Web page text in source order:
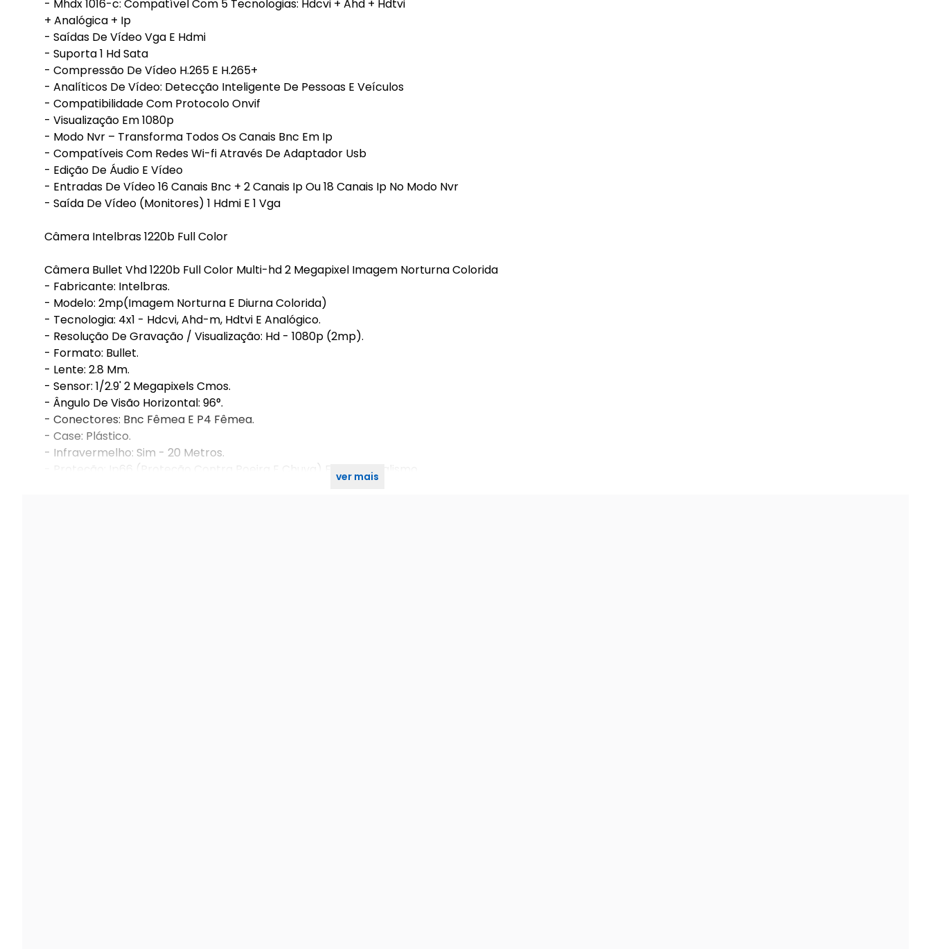
- Mhdx 1016-c: Compatível Com 5 Tecnologias: Hdcvi + Ahd + Hdtvi
+ Analógica + Ip
- Saídas De Vídeo Vga E Hdmi
- Suporta 1 Hd Sata
- Compressão De Vídeo H.265 E H.265+
- Analíticos De Vídeo: Detecção Inteligente De Pessoas E Veículos
- Compatibilidade Com Protocolo Onvif
- Visualização Em 1080p
- Modo Nvr – Transforma Todos Os Canais Bnc Em Ip
- Compatíveis Com Redes Wi-fi Através De Adaptador Usb
- Edição De Áudio E Vídeo
- Entradas De Vídeo 16 Canais Bnc + 2 Canais Ip Ou 18 Canais Ip No Modo Nvr
- Saída De Vídeo (Monitores) 1 Hdmi E 1 Vga
Câmera Intelbras 1220b Full Color
Câmera Bullet Vhd 1220b Full Color Multi-hd 2 Megapixel Imagem Norturna Colorida
- Fabricante: Intelbras.
- Modelo: 2mp(Imagem Norturna E Diurna Colorida)
- Tecnologia: 4x1 - Hdcvi, Ahd-m, Hdtvi E Analógico.
- Resolução De Gravação / Visualização: Hd - 1080p (2mp).
- Formato: Bullet.
- Lente: 2.8 Mm.
- Sensor: 1/2.9' 2 Megapixels Cmos.
- Ângulo De Visão Horizontal: 96°.
- Conectores: Bnc Fêmea E P4 Fêmea.
- Case: Plástico.
- Infravermelho: Sim - 20 Metros.
- Proteção: Ip66 (Proteção Contra Poeira E Chuva) E Antivandalismo.
ver mais